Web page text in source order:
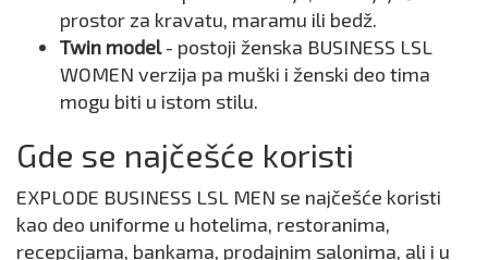
prostor za kravatu, maramu ili bedž.
Twin model- postoji ženska BUSINESS LSL
WOMEN verzija pa muški i ženski deo tima
mogu biti u istom stilu.
Gde se najčešće koristi
EXPLODE BUSINESS LSL MEN se najčešće koristi
kao deo uniforme u hotelima, restoranima,
recepcijama, bankama, prodajnim salonima, ali i u